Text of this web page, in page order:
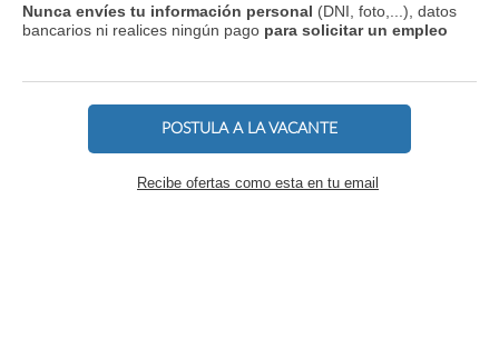
Nunca envíes tu información personal (DNI, foto,...), datos
bancarios ni realices ningún pago para solicitar un empleo
POSTULA A LA VACANTE
Recibe ofertas como esta en tu email